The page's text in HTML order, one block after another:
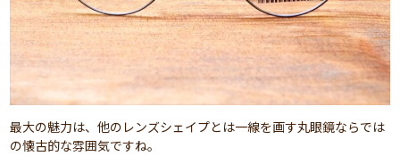
最大の魅力は、他のレンズシェイプとは一線を画す丸眼鏡ならでは
の懐古的な雰囲気ですね。